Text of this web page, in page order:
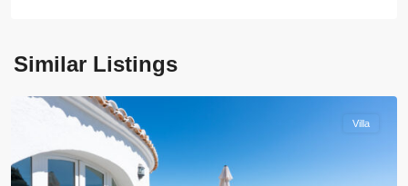
Similar Listings
Benitachell
Villa